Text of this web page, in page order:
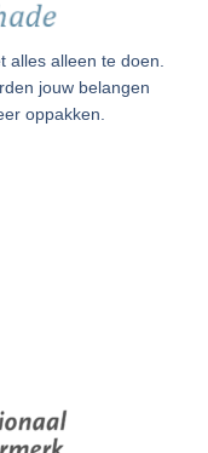
alles alleen te doen.
jouw belangen
oppakken.